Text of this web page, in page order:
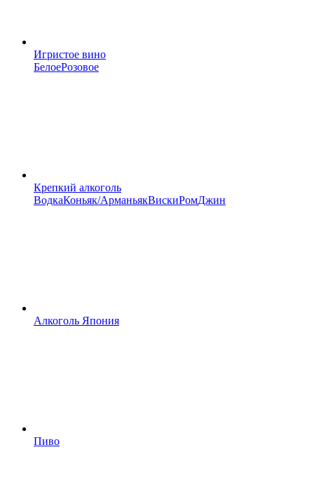
Игристое вино
БелоеРозовое
Крепкий алкоголь
ВодкаКоньяк/АрманьякВискиРомДжин
Алкоголь Япония
Пиво